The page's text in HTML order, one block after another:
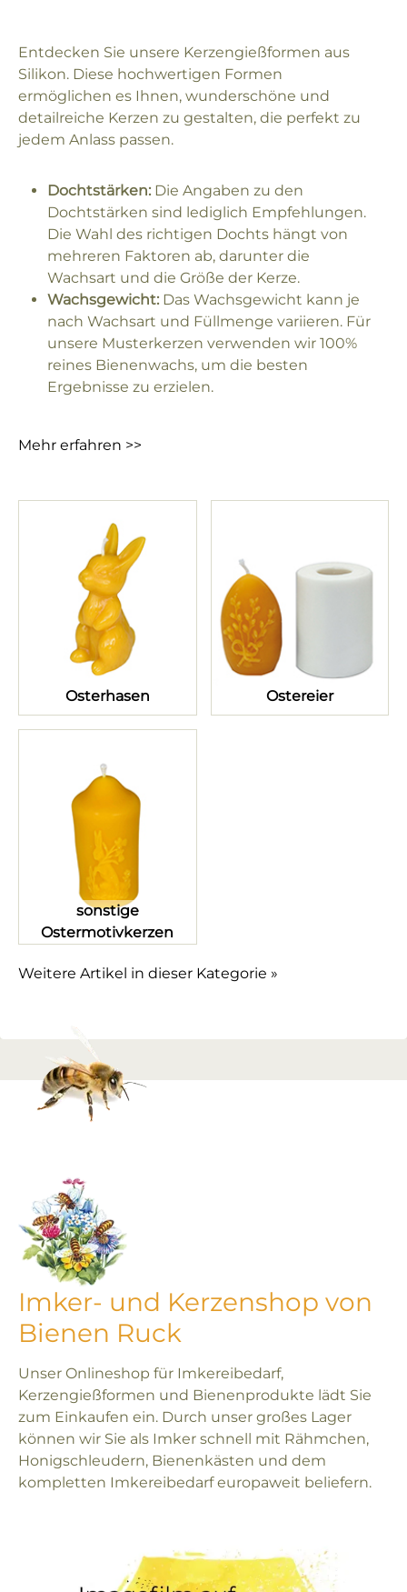
Entdecken Sie unsere Kerzengießformen aus
Silikon. Diese hochwertigen Formen
ermöglichen es Ihnen, wunderschöne und
detailreiche Kerzen zu gestalten, die perfekt zu
jedem Anlass passen.
Dochtstärken: Die Angaben zu den
Dochtstärken sind lediglich Empfehlungen.
Die Wahl des richtigen Dochts hängt von
mehreren Faktoren ab, darunter die
Wachsart und die Größe der Kerze.
Wachsgewicht: Das Wachsgewicht kann je
nach Wachsart und Füllmenge variieren. Für
unsere Musterkerzen verwenden wir 100%
reines Bienenwachs, um die besten
Ergebnisse zu erzielen.
Mehr erfahren >>
Osterhasen Ostereier
sonstige
Ostermotivkerzen
Weitere Artikel in dieser Kategorie »
Imker- und Kerzenshop von
Bienen Ruck
Unser Onlineshop für Imkereibedarf,
Kerzengießformen und Bienenprodukte lädt Sie
zum Einkaufen ein. Durch unser großes Lager
können wir Sie als Imker schnell mit Rähmchen,
Honigschleudern, Bienenkästen und dem
kompletten Imkereibedarf europaweit beliefern.